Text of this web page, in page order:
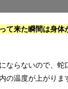
て来た瞬間は身体
ならないので、蛇
の温度が上がりま